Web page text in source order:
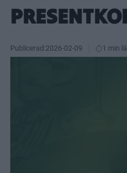
Publicerad:2026-02-09 1 min